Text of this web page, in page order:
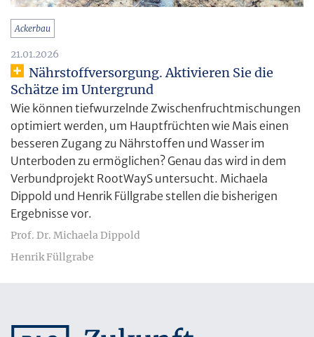
Ackerbau
21.01.2026
Nährstoffversorgung. Aktivieren Sie die
Schätze im Untergrund
Wie können tiefwurzelnde Zwischenfruchtmischungen
optimiert werden, um Hauptfrüchten wie Mais einen
besseren Zugang zu Nährstoffen und Wasser im
Unterboden zu ermöglichen? Genau das wird in dem
Verbundprojekt RootWayS untersucht. Michaela
Dippold und Henrik Füllgrabe stellen die bisherigen
Ergebnisse vor.
Prof. Dr. Michaela Dippold
Henrik Füllgrabe